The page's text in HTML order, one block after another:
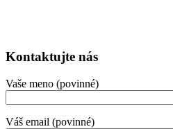
Kontaktujte nás
Vaše meno (povinné)
Váš email (povinné)